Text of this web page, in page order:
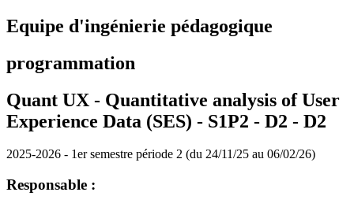
Equipe d'ingénierie pédagogique
programmation
Quant UX - Quantitative analysis of User
Experience Data (SES) - S1P2 - D2 - D2
2025-2026 - 1er semestre période 2 (du 24/11/25 au 06/02/26)
Responsable :